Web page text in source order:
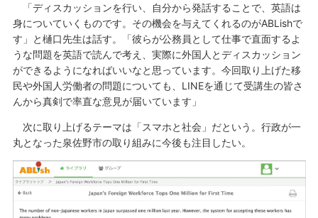
「ディスカッションを行い、自分から発話することで、英語は
身についていくものです。その機会を与えてくれるのがABLishで
す」と樋口先生は話す。「彼らが公務員として仕事で直面するよ
うな問題を英語で読んで考え、実際に外国人とディスカッション
ができるようになればいいなと思っています。今回取り上げた移
民や外国人労働者の問題についても、LINEを通じて受講生の皆さ
んから真剣で率直な意見が届いています」
次に取り上げるテーマは「スマホと社会」だという。行政が一
丸となった泉佐野市の取り組みに今後も注目したい。